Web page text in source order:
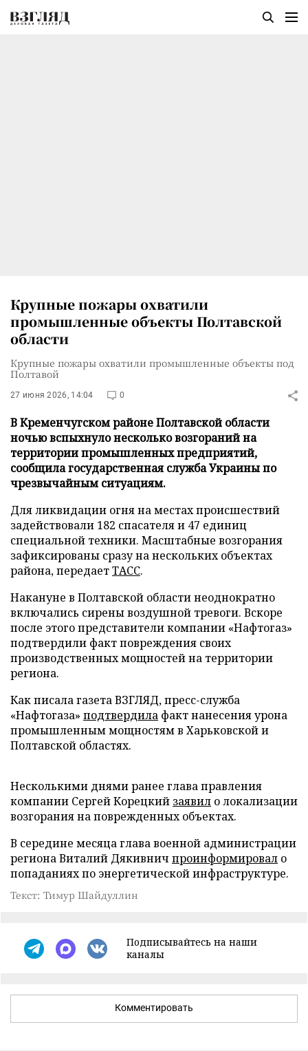
Крупные пожары охватили
промышленные объекты Полтавской
области
Крупные пожары охватили промышленные объекты под
Полтавой
27 июня 2026, 14:04 0
В Кременчугском районе Полтавской области
ночью вспыхнуло несколько возгораний на
территории промышленных предприятий,
сообщила государственная служба Украины по
чрезвычайным ситуациям.
Для ликвидации огня на местах происшествий
задействовали 182 спасателя и 47 единиц
специальной техники. Масштабные возгорания
зафиксированы сразу на нескольких объектах
района, передаетТАСС.
Накануне в Полтавской области неоднократно
включались сирены воздушной тревоги. Вскоре
после этого представители компании «Нафтогаз»
подтвердили факт повреждения своих
производственных мощностей на территории
региона.
Как писала газета ВЗГЛЯД, пресс-служба
«Нафтогаза» подтвердила факт нанесения урона
промышленным мощностям в Харьковской и
Полтавской областях.
Несколькими днями ранее глава правления
компании Сергей Корецкий заявил о локализации
возгорания на поврежденных объектах.
В середине месяца глава военной администрации
региона Виталий Дякивнич проинформировал о
попаданиях по энергетической инфраструктуре.
Текст: Тимур Шайдуллин
Подписывайтесь на наши
каналы
Комментировать